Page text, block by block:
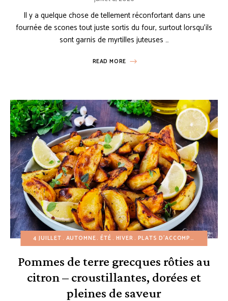
Il y a quelque chose de tellement réconfortant dans une
fournée de scones tout juste sortis du four, surtout lorsqu’ils
sont garnis de myrtilles juteuses …
READ MORE
4 JUILLET AUTOMNE ÉTÉ HIVER PLATS D'ACCOMPAGNEMENT
Pommes de terre grecques rôties au
citron – croustillantes, dorées et
pleines de saveur